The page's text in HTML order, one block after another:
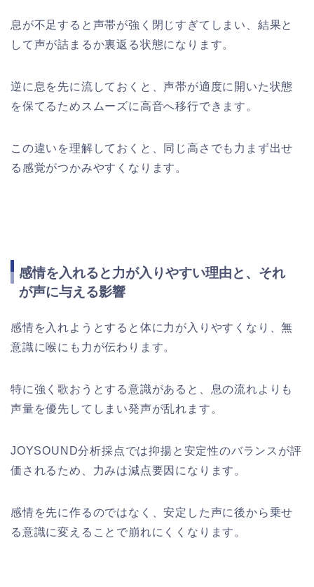
息が不足すると声帯が強く閉じすぎてしまい、結果と
して声が詰まるか裏返る状態になります。
逆に息を先に流しておくと、声帯が適度に開いた状態
を保てるためスムーズに高音へ移行できます。
この違いを理解しておくと、同じ高さでも力まず出せ
る感覚がつかみやすくなります。
感情を入れると力が入りやすい理由と、それ
が声に与える影響
感情を入れようとすると体に力が入りやすくなり、無
意識に喉にも力が伝わります。
特に強く歌おうとする意識があると、息の流れよりも
声量を優先してしまい発声が乱れます。
JOYSOUND分析採点では抑揚と安定性のバランスが評
価されるため、力みは減点要因になります。
感情を先に作るのではなく、安定した声に後から乗せ
る意識に変えることで崩れにくくなります。